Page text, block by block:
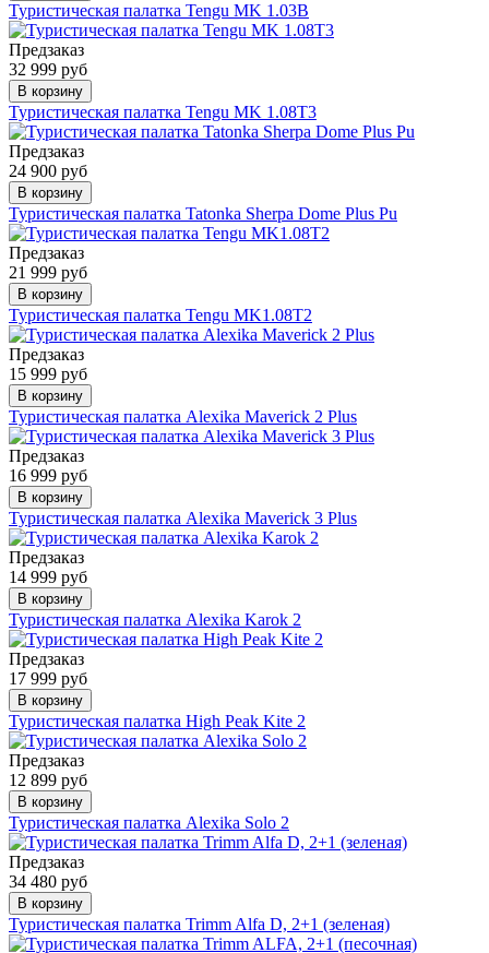
Туристическая палатка Tengu MK 1.03B
Предзаказ
32 999 руб
В корзину
Туристическая палатка Tengu MK 1.08T3
Предзаказ
24 900 руб
В корзину
Туристическая палатка Tatonka Sherpa Dome Plus Pu
Предзаказ
21 999 руб
В корзину
Туристическая палатка Tengu MK1.08T2
Предзаказ
15 999 руб
В корзину
Туристическая палатка Alexika Maverick 2 Plus
Предзаказ
16 999 руб
В корзину
Туристическая палатка Alexika Maverick 3 Plus
Предзаказ
14 999 руб
В корзину
Туристическая палатка Alexika Karok 2
Предзаказ
17 999 руб
В корзину
Туристическая палатка High Peak Kite 2
Предзаказ
12 899 руб
В корзину
Туристическая палатка Alexika Solo 2
Предзаказ
34 480 руб
В корзину
Туристическая палатка Trimm Alfa D, 2+1 (зеленая)